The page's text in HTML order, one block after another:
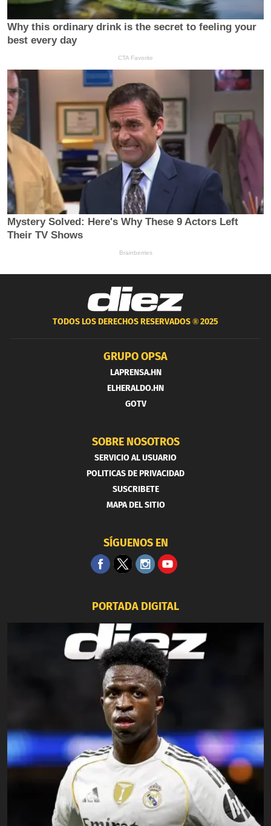
TODOS LOS DERECHOS RESERVADOS ®2025
GRUPO OPSA
LAPRENSA.HN
ELHERALDO.HN
GOTV
SOBRE NOSOTROS
SERVICIO AL USUARIO
POLITICAS DE PRIVACIDAD
SUSCRIBETE
MAPA DEL SITIO
SÍGUENOS EN
PORTADA DIGITAL